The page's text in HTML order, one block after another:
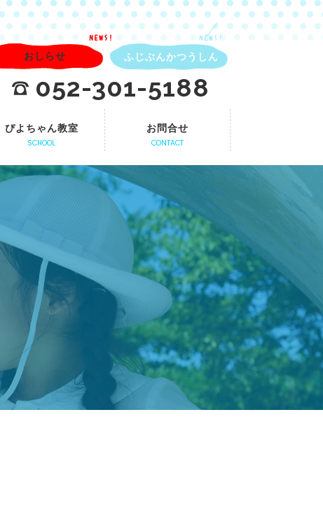
おしらせ
NEWS!
ふじぶんかつうしん
NEWS!
052-301-5188
ぴよちゃん教室
SCHOOL
お問合せ
CONTACT